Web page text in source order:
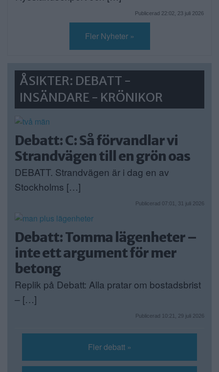
Publicerad 22:02, 23 juli 2026
Fler Nyheter »
ÅSIKTER: DEBATT -
INSÄNDARE - KRÖNIKOR
Debatt: C: Så förvandlar vi
Strandvägen till en grön oas
DEBATT. Strandvägen är i dag en av
Stockholms […]
Publicerad 07:01, 31 juli 2026
Debatt: Tomma lägenheter –
inte ett argument för mer
betong
Replik på Debatt: Alla pratar om bostadsbrist
– […]
Publicerad 10:21, 29 juli 2026
Fler debatt »